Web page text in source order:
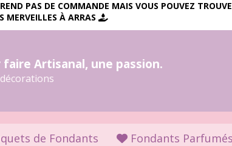
PAS DE COMMANDE MAIS VOUS POUVEZ
MERVEILLES À ARRAS 
Artisanal, une passion.
de Fondants
Fondants Parfumés